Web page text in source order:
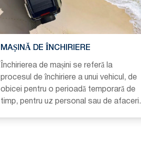
MAȘINĂ DE ÎNCHIRIERE
Închirierea de mașini se referă la
procesul de închiriere a unui vehicul, de
obicei pentru o perioadă temporară de
timp, pentru uz personal sau de afaceri.